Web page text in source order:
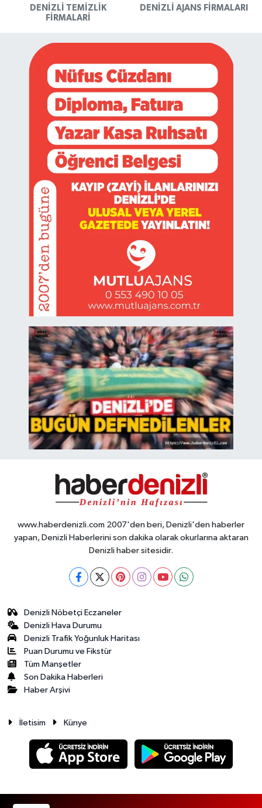
DENIZLI TEMIZLIK
FIRMALARI
DENIZLI AJANS FIRMALARI
www.haberdenizli.com 2007'den beri, Denizli'den haberler
yapan, Denizli Haberlerini son dakika olarak okurlarına aktaran
Denizli haber sitesidir.
Denizli Nöbetçi Eczaneler
Denizli Hava Durumu
Denizli Trafik Yoğunluk Haritası
Puan Durumu ve Fikstür
Tüm Manşetler
Son Dakika Haberleri
Haber Arşivi
İletisim Künye